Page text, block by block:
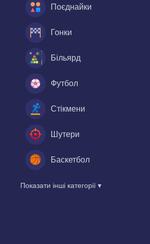
Поєднайки
Гонки
Більярд
Футбол
Стікмени
Шутери
Баскетбол
Показати інші категорії ▾